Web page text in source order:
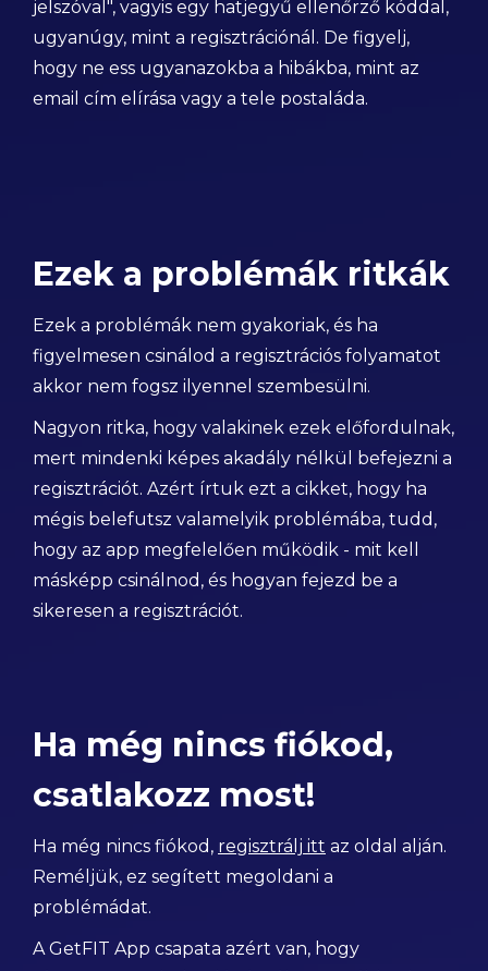
jelszóval", vagyis egy hatjegyű ellenőrző kóddal,
ugyanúgy, mint a regisztrációnál. De figyelj,
hogy ne ess ugyanazokba a hibákba, mint az
email cím elírása vagy a tele postaláda.
Ezek a problémák ritkák
Ezek a problémák nem gyakoriak, és ha
figyelmesen csinálod a regisztrációs folyamatot
akkor nem fogsz ilyennel szembesülni.
Nagyon ritka, hogy valakinek ezek előfordulnak,
mert mindenki képes akadály nélkül befejezni a
regisztrációt. Azért írtuk ezt a cikket, hogy ha
mégis belefutsz valamelyik problémába, tudd,
hogy az app megfelelően működik - mit kell
másképp csinálnod, és hogyan fejezd be a
sikeresen a regisztrációt.
Ha még nincs fiókod,
csatlakozz most!
Ha még nincs fiókod, regisztrálj itt az oldal alján.
Reméljük, ez segített megoldani a
problémádat.
A GetFIT App csapata azért van, hogy